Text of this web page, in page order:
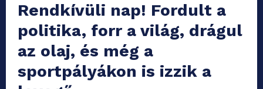
Rendkívüli nap! Fordult a
politika, forr a világ, drágul
az olaj, és még a
sportpályákon is izzik a